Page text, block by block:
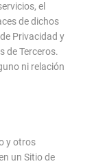
el
de dichos
Privacidad y
de Terceros.
ni relación
y otros
un Sitio de